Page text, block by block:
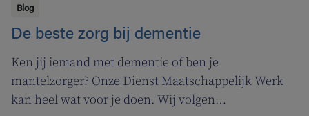
Blog
De beste zorg bij dementie
Ken jij iemand met dementie of ben je
mantelzorger? Onze Dienst Maatschappelijk Werk
kan heel wat voor je doen. Wij volgen